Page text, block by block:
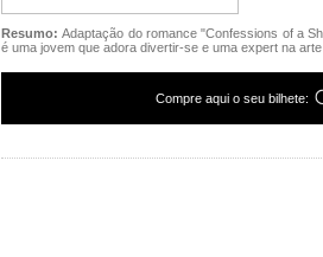
Resumo:Adaptação do romance "Confessions of a
é uma jovem que adora divertir-se e uma expert na
Compre aqui o seu bilhete: